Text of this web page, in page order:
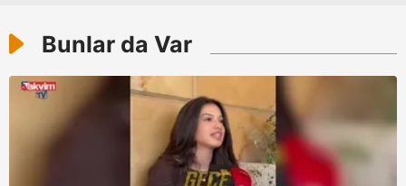
verileriniz işlenmekte olup gerekli olan çerezler bilgi
toplumu hizmetlerinin sunulması amacıyla
kullanılmaktadır. Diğer çerezler, sitemizin daha işlevsel
kılınması ve kişiselleştirilmesi ve sizlere yönelik
reklam/pazarlama faaliyetlerinin yapılması, amaçlarıyla
sınırlı olarak açık rızanız dahilinde kullanılacaktır.
Bunlar da Var